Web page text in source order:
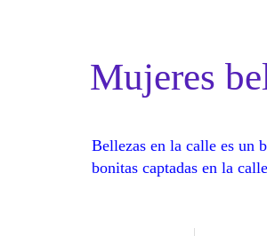
Mujeres
Bellezas en la calle es un
bonitas captadas en la